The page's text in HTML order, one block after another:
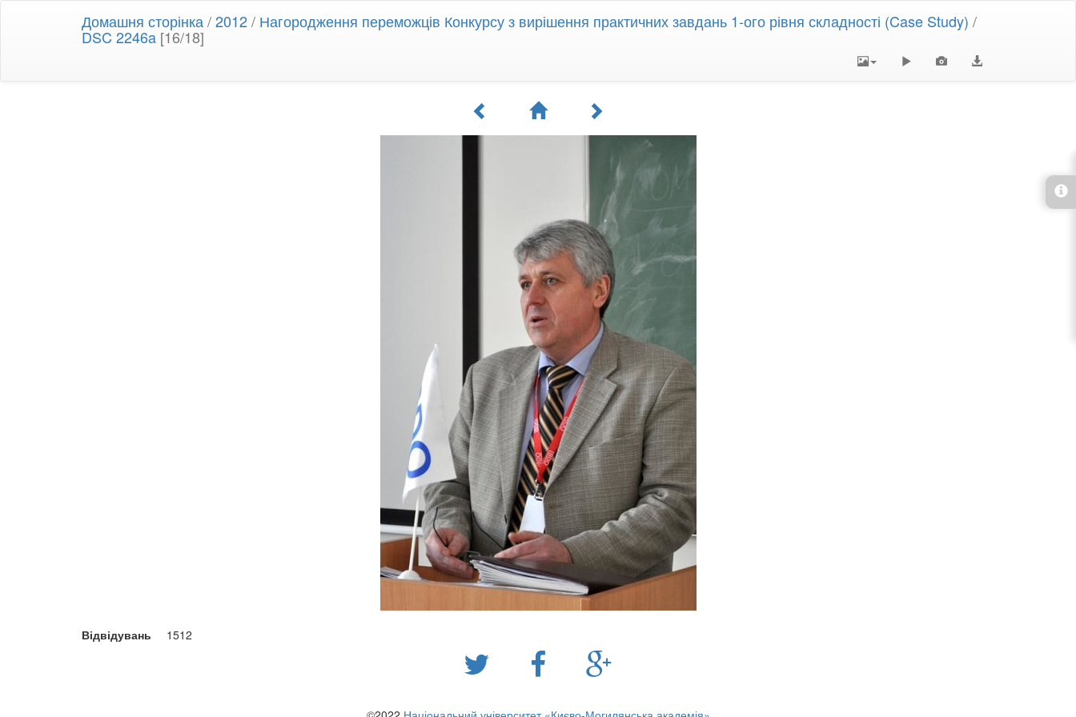
Домашня сторінка /2012/ Нагородження переможців Конкурсу з вирішення практичних завдань 1-ого рівня складності (Case Study) /
DSC 2246a [16/18]
Відвідувань 1512